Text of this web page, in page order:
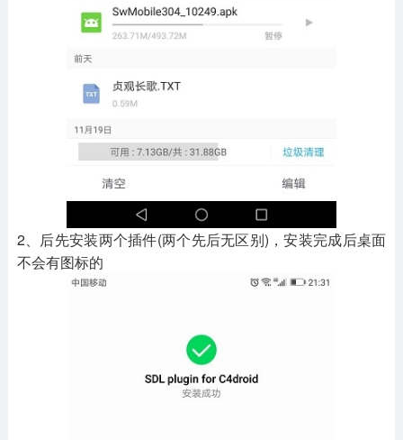
2、后先安装两个插件(两个先后无区别)，安装完成后桌面
不会有图标的